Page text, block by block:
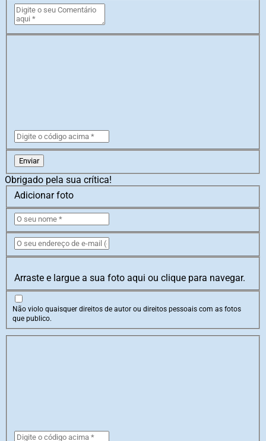
Enviar
Obrigado pela sua crítica!
Adicionar foto
Arraste e largue a sua foto aqui ou clique para navegar.
Não violo quaisquer direitos de autor ou direitos pessoais com as fotos
que publico.